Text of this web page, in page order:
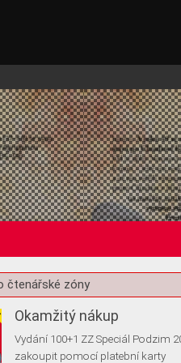
volitelných informací
čtenářské zóny
Okamžitý nákup
Vydání 100+1 ZZ Speciál Podzim
zakoupit pomocí platební karty